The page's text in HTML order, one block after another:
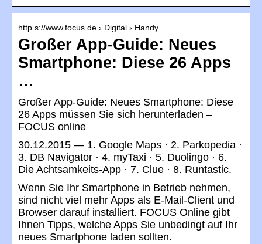
http s://www.focus.de › Digital › Handy
Großer App-Guide: Neues
Smartphone: Diese 26 Apps
…
Großer App-Guide: Neues Smartphone: Diese
26 Apps müssen Sie sich herunterladen –
FOCUS online
30.12.2015 — 1. Google Maps · 2. Parkopedia ·
3. DB Navigator · 4. myTaxi · 5. Duolingo · 6.
Die Achtsamkeits-App · 7. Clue · 8. Runtastic.
Wenn Sie Ihr Smartphone in Betrieb nehmen,
sind nicht viel mehr Apps als E-Mail-Client und
Browser darauf installiert. FOCUS Online gibt
Ihnen Tipps, welche Apps Sie unbedingt auf Ihr
neues Smartphone laden sollten.